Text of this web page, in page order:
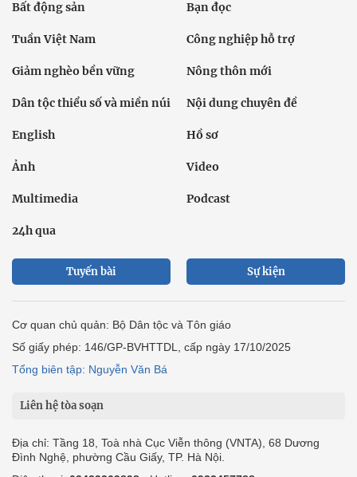
Bất động sản Bạn đọc
Tuần Việt Nam Công nghiệp hỗ trợ
Giảm nghèo bền vững Nông thôn mới
Dân tộc thiểu số và miền núi Nội dung chuyên đề
English Hồ sơ
Ảnh Video
Multimedia Podcast
24h qua
Tuyến bài Sự kiện
Cơ quan chủ quản: Bộ Dân tộc và Tôn giáo
Số giấy phép: 146/GP-BVHTTDL, cấp ngày 17/10/2025
Tổng biên tập: Nguyễn Văn Bá
Liên hệ tòa soạn
Địa chỉ: Tầng 18, Toà nhà Cục Viễn thông (VNTA), 68 Dương
Đình Nghệ, phường Cầu Giấy, TP. Hà Nội.